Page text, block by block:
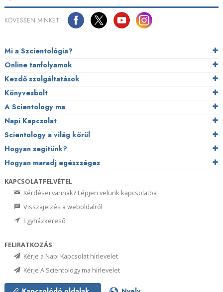
KÖVESSEN MINKET
Mi a Szcientológia?
Online tanfolyamok
Kezdő szolgáltatások
Könyvesbolt
A Scientology ma
Napi Kapcsolat
Scientology a világ körül
Hogyan segítünk?
Hogyan maradj egészséges
KAPCSOLATFELVÉTEL
Kérdései vannak? Lépjen velünk kapcsolatba
Visszajelzés a weboldalról
Egyházkereső
FELIRATKOZÁS
Kérje a Napi Kapcsolat hírlevelet
Kérje A Scientology ma hírlevelet